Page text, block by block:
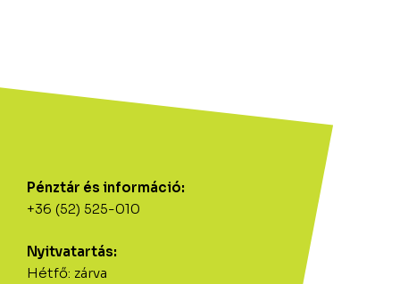
Pénztár és információ:
+36 (52) 525-010
Nyitvatartás:
Hétfő: zárva